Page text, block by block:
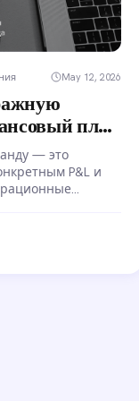
May 12, 2026
план
— это
P&L и
путь до